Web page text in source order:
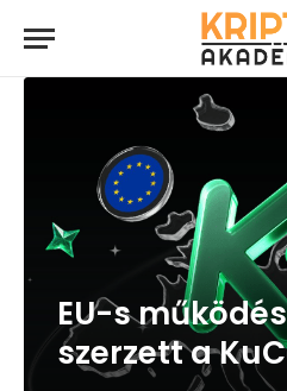
EU-s
szerzett a